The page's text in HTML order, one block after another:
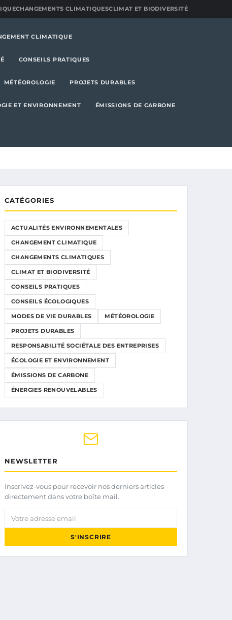
CHANGEMENTS CLIMATIQUESCLIMAT ET BIODIVERSITÉ
CLIMATIQUE
CONSEILS PRATIQUES
MÉTÉOROLOGIE PROJETS DURABLES
ET ENVIRONNEMENT ÉMISSIONS DE CARBONE
CATÉGORIES
ACTUALITÉS ENVIRONNEMENTALES
CHANGEMENT CLIMATIQUE
CHANGEMENTS CLIMATIQUES
CLIMAT ET BIODIVERSITÉ
CONSEILS PRATIQUES
CONSEILS ÉCOLOGIQUES
MODES DE VIE DURABLES MÉTÉOROLOGIE
PROJETS DURABLES
RESPONSABILITÉ SOCIÉTALE DES ENTREPRISES
ÉCOLOGIE ET ENVIRONNEMENT
ÉMISSIONS DE CARBONE
ÉNERGIES RENOUVELABLES
NEWSLETTER
Inscrivez-vous pour recevoir nos derniers articles
directement dans votre boîte mail.
Votre adresse email
S'INSCRIRE